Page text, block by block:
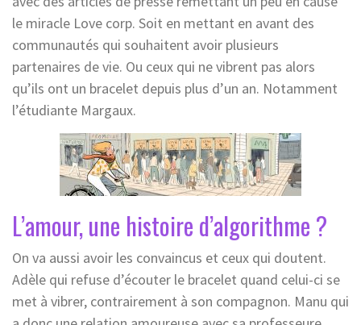
le miracle Love corp. Soit en mettant en avant des
communautés qui souhaitent avoir plusieurs
partenaires de vie. Ou ceux qui ne vibrent pas alors
qu’ils ont un bracelet depuis plus d’un an. Notamment
l’étudiante Margaux.
L’amour, une histoire d’algorithme ?
On va aussi avoir les convaincus et ceux qui doutent.
Adèle qui refuse d’écouter le bracelet quand celui-ci se
met à vibrer, contrairement à son compagnon. Manu qui